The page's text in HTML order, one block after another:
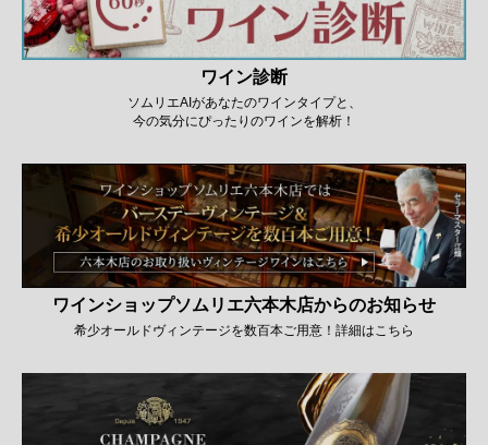
ワイン診断
ソムリエAIがあなたのワインタイプと、
今の気分にぴったりのワインを解析！
ワインショップソムリエ六本木店からのお知らせ
希少オールドヴィンテージを数百本ご用意！詳細はこちら